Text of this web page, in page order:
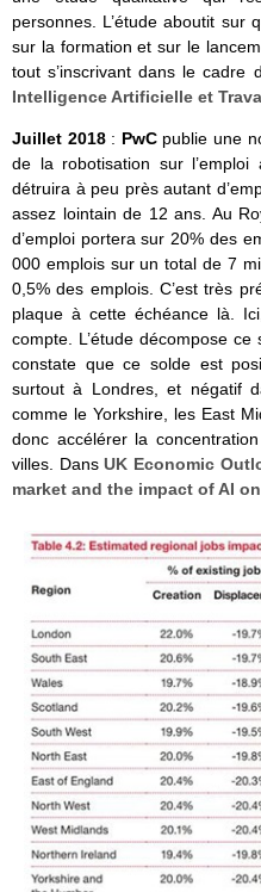
personnes. L’étude aboutit sur
sur la formation et sur le
tout s’inscrivant dans le cadre
Intelligence Artificielle et
Juillet 2018 : PwCpublie une
de la robotisation sur l’emploi
détruira à peu près autant
assez lointain de 12 ans. Au
d’emploi portera sur 20% des
000 emplois sur un total de 7
0,5% des emplois. C’est très
plaque à cette échéance là.
compte. L’étude décompose
constate que ce solde est
surtout à Londres, et négatif
comme le Yorkshire, les East
donc accélérer la
villes. DansUK Economic
market and the impact of AI